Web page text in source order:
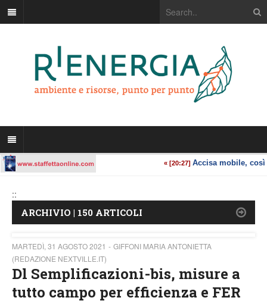
::
ARCHIVIO | 150 ARTICOLI
MARTEDÌ, 31 AGOSTO 2021
GIFFONI MARIA ANTONIETTA
(REDAZIONE NEXTVILLE.IT)
Dl Semplificazioni-bis, misure a
tutto campo per efficienza e FER